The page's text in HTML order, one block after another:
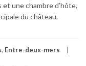
une chambre d’hôte,
du château.
, Entre-deux-mers